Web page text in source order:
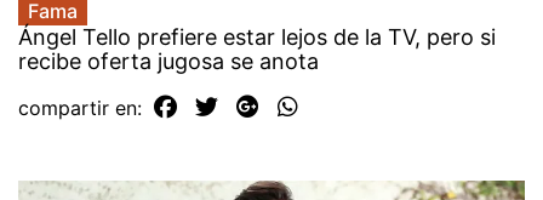
Fama
Ángel Tello prefiere estar lejos de la TV, pero si
recibe oferta jugosa se anota
compartir en: